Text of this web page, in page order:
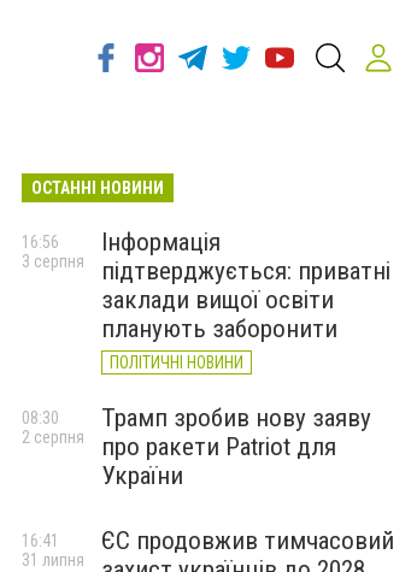
ОСТАННІ НОВИНИ
Інформація
підтверджується: приватні
заклади вищої освіти
планують заборонити
ПОЛІТИЧНІ НОВИНИ
16:56
3 серпня
Трамп зробив нову заяву
про ракети Patriot для
України
08:30
2 серпня
ЄС продовжив тимчасовий
16:41
31 липня